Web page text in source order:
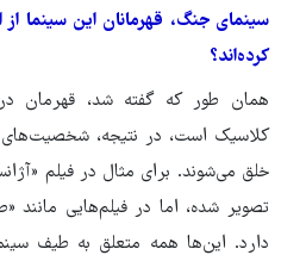
سینمای جنگ، قهرمانان این سینما از
کرده‌اند؟
همان ‌طور که گفته شد، قهرمان
کلاسیک است، در نتیجه،
خلق می‌شوند. برای مثال در فیلم
تصویر شده، اما در فیلم‌هایی مانند
دارد. این‌ها همه متعلق به طیف